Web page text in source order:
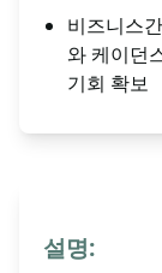
비즈니스
와 케이던
기회 확보
설명: